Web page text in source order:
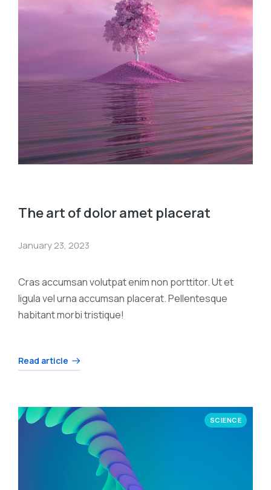
The art of dolor amet placerat
January 23, 2023
Cras accumsan volutpat enim non porttitor. Ut et
ligula vel urna accumsan placerat. Pellentesque
habitant morbi tristique!
Read article
SCIENCE